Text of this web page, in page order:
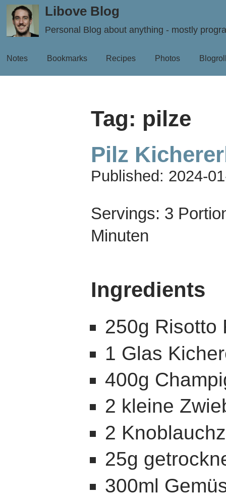
Libove Blog
Personal Blog about anything - mostly
Notes Bookmarks Recipes Photos
Tag: pilze
Pilz
Published: 2024-
Servings: 3
Minuten
Ingredients
250g Risotto
1 Glas
400g
2 kleine
2
25g
300ml